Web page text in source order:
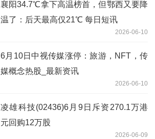
襄阳34.7℃拿下高温榜首，但鄂西又要降
温了：后天最高仅21℃ 每日短讯
2026-06-10
6月10日中视传媒涨停：旅游，NFT，传
媒概念热股_最新资讯
2026-06-10
凌雄科技(02436)6月9日斥资270.1万港
元回购12万股
2026-06-09